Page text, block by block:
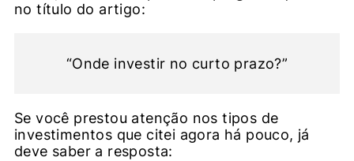
no título do artigo:
“Onde investir no curto prazo?”
Se você prestou atenção nos tipos de
investimentos que citei agora há pouco, já
deve saber a resposta: